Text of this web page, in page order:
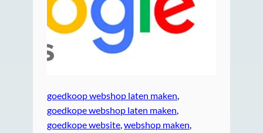
goedkoop webshop laten maken
goedkope webshop laten maken
goedkope website, webshop maken